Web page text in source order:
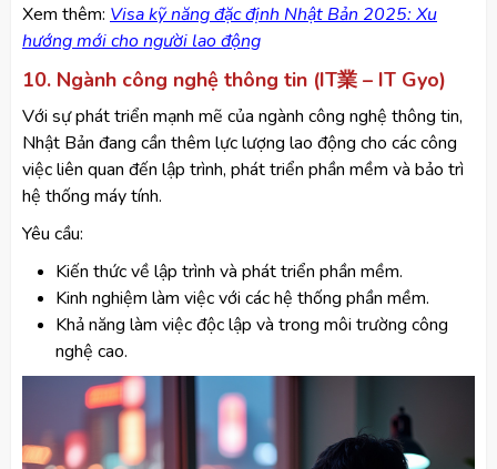
​Xem thêm: Visa kỹ năng đặc định Nhật Bản 2025: Xu
hướng mới cho người lao động
10. Ngành công nghệ thông tin (IT業 – IT Gyo)
Với sự phát triển mạnh mẽ của ngành công nghệ thông tin,
Nhật Bản đang cần thêm lực lượng lao động cho các công
việc liên quan đến lập trình, phát triển phần mềm và bảo trì
hệ thống máy tính.
Yêu cầu:
Kiến thức về lập trình và phát triển phần mềm.
Kinh nghiệm làm việc với các hệ thống phần mềm.
Khả năng làm việc độc lập và trong môi trường công
nghệ cao.